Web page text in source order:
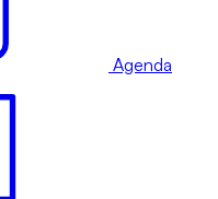
Agenda